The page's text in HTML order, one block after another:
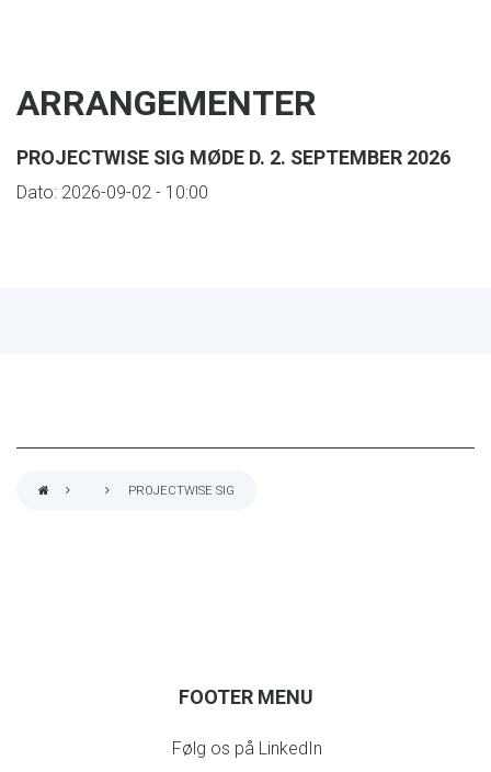
ARRANGEMENTER
PROJECTWISE SIG MØDE D. 2. SEPTEMBER 2026
Dato: 2026-09-02 - 10:00
PROJECTWISE SIG
FOOTER MENU
Følg os på LinkedIn